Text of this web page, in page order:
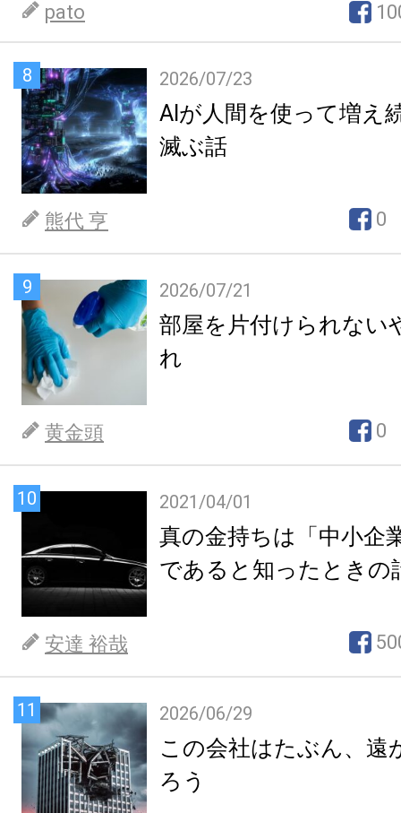
pato
8 2026/07/23
AIが人間を使って増え
滅ぶ話
熊代 亨 0
9 2026/07/21
部屋を片付けられない
れ
黄金頭 0
10 2021/04/01
真の金持ちは「中小企
であると知ったときの
安達 裕哉
11 2026/06/29
この会社はたぶん、遠
ろう